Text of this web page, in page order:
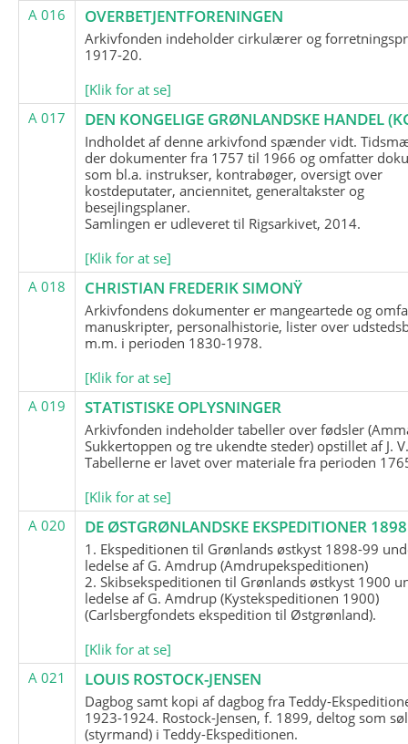
A 016 OVERBETJENTFORENINGEN
Arkivfonden indeholder cirkulærer og
1917-20.
[Klik for at se]
A 017
DEN KONGELIGE GRØNLANDSKE HANDEL
Indholdet af denne arkivfond spænder vidt.
der dokumenter fra 1757 til 1966 og omfatter
som bl.a. instrukser, kontrabøger, oversigt over
kostdeputater, anciennitet, generaltakster og
besejlingsplaner.
Samlingen er udleveret til Rigsarkivet, 2014.
[Klik for at se]
A 018
CHRISTIAN FREDERIK SIMONŸ
Arkivfondens dokumenter er mangeartede og
manuskripter, personalhistorie, lister over
m.m. i perioden 1830-1978.
[Klik for at se]
A 019
STATISTISKE OPLYSNINGER
Arkivfonden indeholder tabeller over fødsler
Sukkertoppen og tre ukendte steder) opstillet af J.
Tabellerne er lavet over materiale fra perioden
[Klik for at se]
A 020
DE ØSTGRØNLANDSKE EKSPEDITIONER
1. Ekspeditionen til Grønlands østkyst 1898-99
ledelse af G. Amdrup (Amdrupekspeditionen)
2. Skibsekspeditionen til Grønlands østkyst 1900
ledelse af G. Amdrup (Kystekspeditionen 1900)
(Carlsbergfondets ekspedition til Østgrønland).
[Klik for at se]
A 021
LOUIS ROSTOCK-JENSEN
Dagbog samt kopi af dagbog fra Teddy-
1923-1924. Rostock-Jensen, f. 1899, deltog som
(styrmand) i Teddy-Ekspeditionen.